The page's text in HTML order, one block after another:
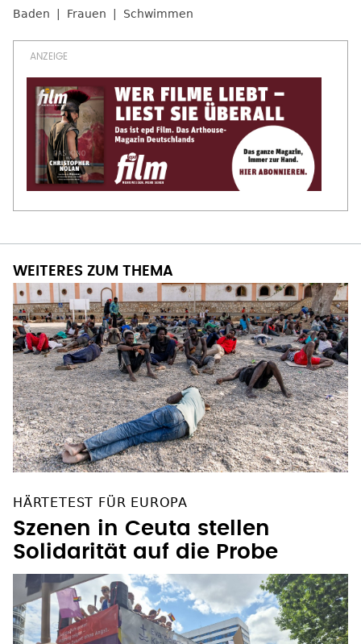
Baden Frauen Schwimmen
Szenen in Ceuta stellen
Solidarität auf die Probe